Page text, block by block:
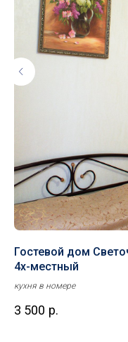
Гостевой дом
4х-местный
кухня в номере
3 500 р.